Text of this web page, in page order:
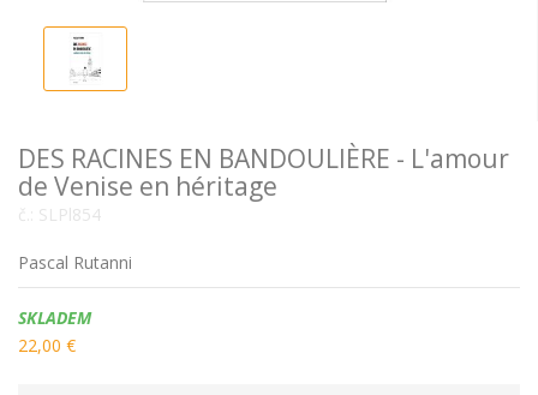
DES RACINES EN BANDOULIÈRE - L'amour
de Venise en héritage
č.: SLPl854
Pascal Rutanni
Dostupnost:
SKLADEM
22,00 €